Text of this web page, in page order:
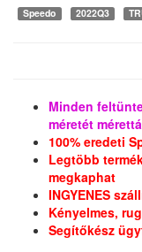
Speedo 2022Q3
Minden
méretét
100% eredeti
Legtöbb
megkaphat
INGYENES
Kényelmes,
Segítőkész